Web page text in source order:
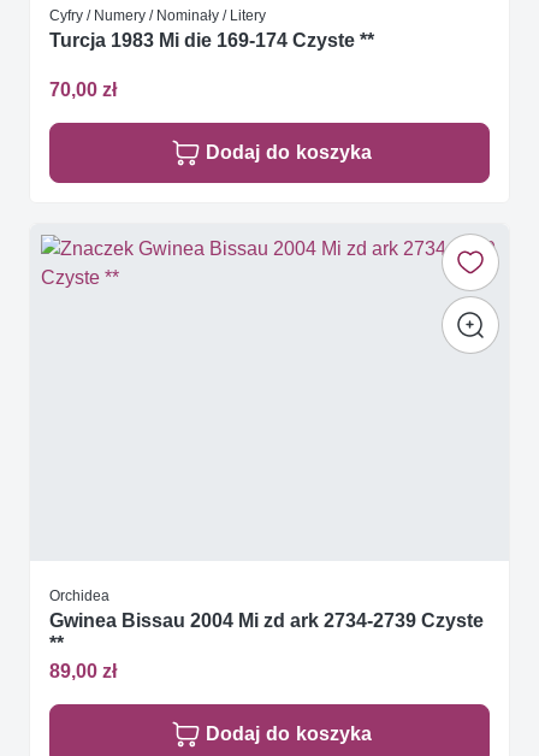
Cyfry / Numery / Nominały / Litery
Turcja 1983 Mi die 169-174 Czyste **
70,00 zł
Dodaj do koszyka
Orchidea
Gwinea Bissau 2004 Mi zd ark 2734-2739 Czyste
**
89,00 zł
Dodaj do koszyka